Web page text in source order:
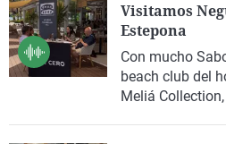
Visitamos
Estepona
Con mucho
beach club del
Meliá